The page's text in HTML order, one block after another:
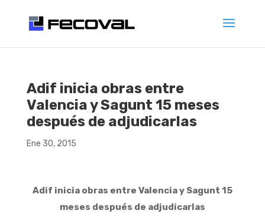
Adif inicia obras entre
Valencia y Sagunt 15 meses
después de adjudicarlas
Ene 30, 2015
Adif inicia obras entre Valencia y Sagunt 15
meses después de adjudicarlas